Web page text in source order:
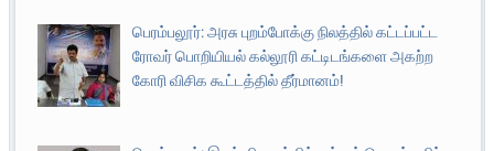
பெரம்பலூர்: அரசு புறம்போக்கு நிலத்தில் கட்டப்பட்ட
ரோவர் பொறியியல் கல்லூரி கட்டிடங்களை அகற்ற
கோரி விசிக கூட்டத்தில் தீர்மானம்!